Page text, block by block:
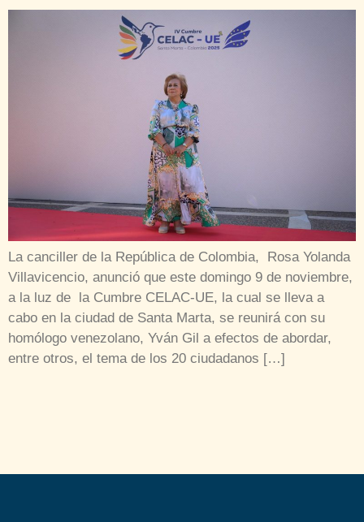
La canciller de la República de Colombia, Rosa Yolanda
Villavicencio, anunció que este domingo 9 de noviembre,
a la luz de la Cumbre CELAC-UE, la cual se lleva a
cabo en la ciudad de Santa Marta, se reunirá con su
homólogo venezolano, Yván Gil a efectos de abordar,
entre otros, el tema de los 20 ciudadanos […]